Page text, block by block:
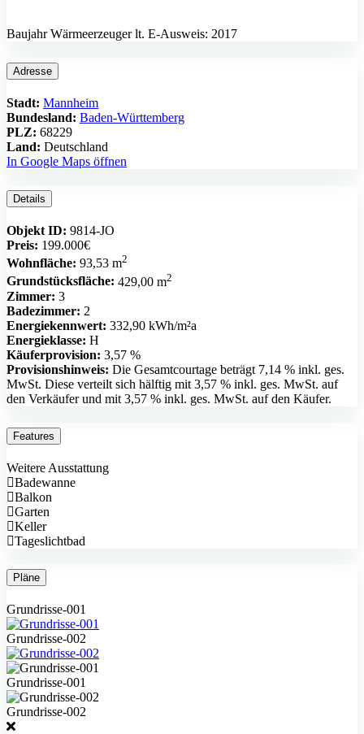
Baujahr Wärmeerzeuger lt. E-Ausweis: 2017
Adresse
Stadt: Mannheim
Bundesland: Baden-Württemberg
PLZ: 68229
Land: Deutschland
In Google Maps öffnen
Details
Objekt ID: 9814-JO
Preis: 199.000€
Wohnfläche: 93,53 m2
Grundstücksfläche: 429,00 m2
Zimmer: 3
Badezimmer: 2
Energiekennwert: 332,90 kWh/m²a
Energieklasse: H
Käuferprovision: 3,57 %
Provisionshinweis: Die Gesamtcourtage beträgt 7,14 % inkl. ges.
MwSt. Diese verteilt sich hälftig mit 3,57 % inkl. ges. MwSt. auf
den Verkäufer und mit 3,57 % inkl. ges. MwSt. auf den Käufer.
Features
Weitere Ausstattung
Badewanne
Balkon
Garten
Keller
Tageslichtbad
Pläne
Grundrisse-001
Grundrisse-002
Grundrisse-001
Grundrisse-002